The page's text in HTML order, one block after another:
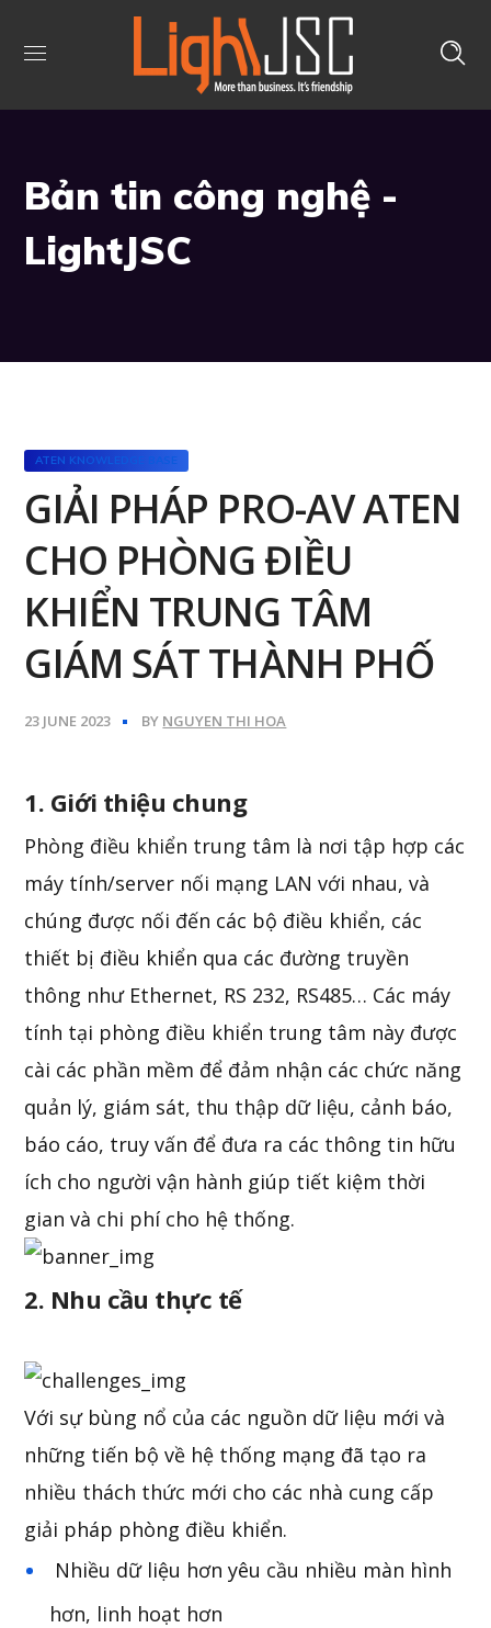
Bản tin công nghệ -
LightJSC
ATEN KNOWLEDGE BASE
GIẢI PHÁP PRO-AV ATEN
CHO PHÒNG ĐIỀU
KHIỂN TRUNG TÂM
GIÁM SÁT THÀNH PHỐ
23 JUNE 2023 BY NGUYEN THI HOA
1. Giới thiệu chung
Phòng điều khiển trung tâm là nơi tập hợp các
máy tính/server nối mạng LAN với nhau, và
chúng được nối đến các bộ điều khiển, các
thiết bị điều khiển qua các đường truyền
thông như Ethernet, RS 232, RS485… Các máy
tính tại phòng điều khiển trung tâm này được
cài các phần mềm để đảm nhận các chức năng
quản lý, giám sát, thu thập dữ liệu, cảnh báo,
báo cáo, truy vấn để đưa ra các thông tin hữu
ích cho người vận hành giúp tiết kiệm thời
gian và chi phí cho hệ thống.
2. Nhu cầu thực tế
Với sự bùng nổ của các nguồn dữ liệu mới và
những tiến bộ về hệ thống mạng đã tạo ra
nhiều thách thức mới cho các nhà cung cấp
giải pháp phòng điều khiển.
Nhiều dữ liệu hơn yêu cầu nhiều màn hình
hơn, linh hoạt hơn